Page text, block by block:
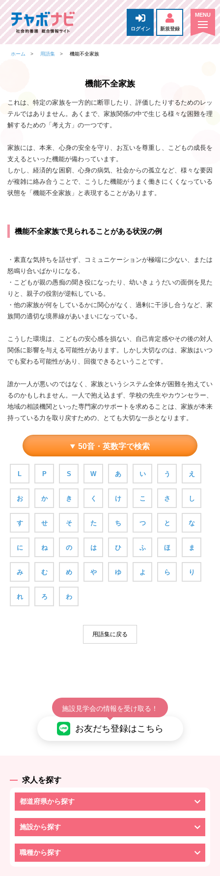
ログイン 新規登録
ホーム 用語集 機能不全家族
機能不全家族
これは、特定の家族を一方的に断罪したり、評価したりするためのレッ
テルではありません。あくまで、家族関係の中で生じる様々な困難を理
解するための「考え方」の一つです。
家族には、本来、心身の安全を守り、お互いを尊重し、こどもの成長を
支えるといった機能が備わっています。
しかし、経済的な困窮、心身の病気、社会からの孤立など、様々な要因
が複雑に絡み合うことで、こうした機能がうまく働きにくくなっている
状態を「機能不全家族」と表現することがあります。
機能不全家族で見られることがある状況の例
・素直な気持ちを話せず、コミュニケーションが極端に少ない、または
怒鳴り合いばかりになる。
・こどもが親の愚痴の聞き役になったり、幼いきょうだいの面倒を見た
りと、親子の役割が逆転している。
・他の家族が何をしているかに関心がなく、過剰に干渉し合うなど、家
族間の適切な境界線があいまいになっている。
こうした環境は、こどもの安心感を損ない、自己肯定感やその後の対人
関係に影響を与える可能性があります。しかし大切なのは、家族はいつ
でも変わる可能性があり、回復できるということです。
誰か一人が悪いのではなく、家族というシステム全体が困難を抱えてい
るのかもしれません。一人で抱え込まず、学校の先生やカウンセラー、
地域の相談機関といった専門家のサポートを求めることは、家族が本来
持っている力を取り戻すための、とても大切な一歩となります。
50音・英数字で検索
L P S W あ い う え
お か き く け こ さ し
す せ そ た ち つ と な
に ね の は ひ ふ ほ ま
み む め や ゆ よ ら り
れ ろ わ
用語集に戻る
施設見学会の情報を受け取る！
お友だち登録はこちら
求人を探す
都道府県から探す
施設から探す
職種から探す